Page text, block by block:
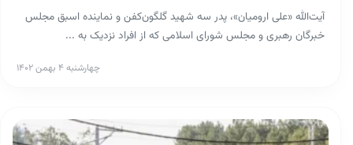
آیت‌الله «علی ارومیان»، پدر سه شهید گلگون‌کفن و نماینده اسبق مجلس
خبرگان رهبری و مجلس شورای اسلامی که از افراد نزدیک به ...
چهارشنبه ۴ بهمن ۱۴۰۲